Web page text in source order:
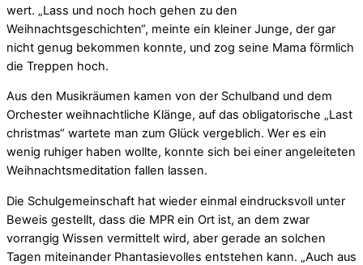
wert. „Lass und noch hoch gehen zu den
Weihnachtsgeschichten“, meinte ein kleiner Junge, der gar
nicht genug bekommen konnte, und zog seine Mama förmlich
die Treppen hoch.
Aus den Musikräumen kamen von der Schulband und dem
Orchester weihnachtliche Klänge, auf das obligatorische „Last
christmas“ wartete man zum Glück vergeblich. Wer es ein
wenig ruhiger haben wollte, konnte sich bei einer angeleiteten
Weihnachtsmeditation fallen lassen.
Die Schulgemeinschaft hat wieder einmal eindrucksvoll unter
Beweis gestellt, dass die MPR ein Ort ist, an dem zwar
vorrangig Wissen vermittelt wird, aber gerade an solchen
Tagen miteinander Phantasievolles entstehen kann. „Auch aus